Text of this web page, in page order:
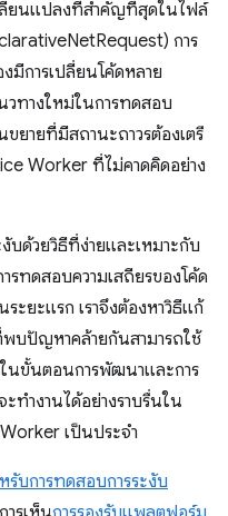
ยนแปลงที่สำคัญที่สุดในไฟล์
การ
มีการเปลี่ยนโค้ดหลาย
วทางใหม่ในการทดสอบ
ายที่มีสถานะถาวรต้องเตรี
Worker ที่ไม่คาดคิดอย่าง
บด้วยวิธีที่ง่ายและเหมาะกับ
ารทดสอบความเสถียรของโค้ด
ะยะแรก เราจึงต้องหาวิธีแก้
บปัญหาคล้ายกันสามารถใช้
นขั้นตอนการพัฒนาและการ
ะทำงานได้อย่างราบรื่นใน
เป็นประจํา
บการทดสอบการระงับ